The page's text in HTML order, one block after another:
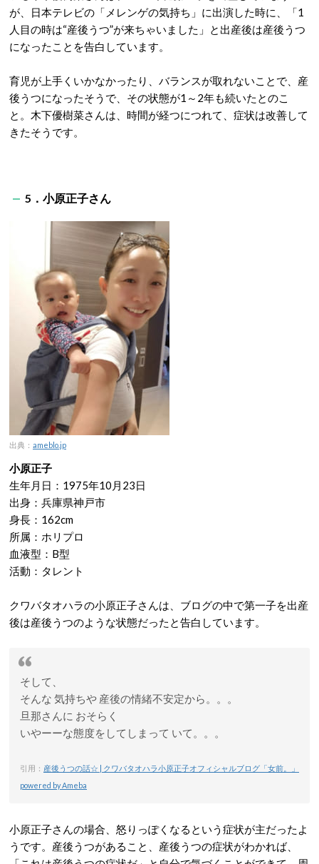
が、日本テレビの「メレンゲの気持ち」に出演した時に、「1
人目の時は“産後うつ”が来ちゃいました」と出産後は産後うつ
になったことを告白しています。
育児が上手くいかなかったり、バランスが取れないことで、産
後うつになったそうで、その状態が1～2年も続いたとのこ
と。木下優樹菜さんは、時間が経つにつれて、症状は改善して
きたそうです。
5．小原正子さん
出典： ameblo.jp
小原正子
生年月日：1975年10月23日
出身：兵庫県神戸市
身長：162cm
所属：ホリプロ
血液型：B型
活動：タレント
クワバタオハラの小原正子さんは、ブログの中で第一子を出産
後は産後うつのような状態だったと告白しています。
そして、
そんな 気持ちや 産後の情緒不安定から。。。
旦那さんに おそらく
いやーーな態度をしてしまって いて。。。
引用： 産後うつの話☆ | クワバタオハラ小原正子オフィシャルブログ「女前。」
powered by Ameba
小原正子さんの場合、怒りっぽくなるという症状が主だったよ
うです。産後うつがあること、産後うつの症状がわかれば、